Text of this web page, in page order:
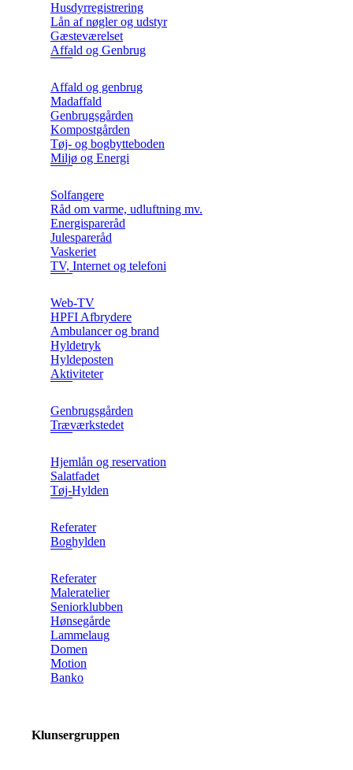
Husdyrregistrering
Lån af nøgler og udstyr
Gæsteværelset
Affald og Genbrug
Affald og genbrug
Madaffald
Genbrugsgården
Kompostgården
Tøj- og bogbytteboden
Miljø og Energi
Solfangere
Råd om varme, udluftning mv.
Energispareråd
Julespareråd
Vaskeriet
TV, Internet og telefoni
Web-TV
HPFI Afbrydere
Ambulancer og brand
Hyldetryk
Hyldeposten
Aktiviteter
Genbrugsgården
Træværkstedet
Hjemlån og reservation
Salatfadet
Tøj-Hylden
Referater
Boghylden
Referater
Maleratelier
Seniorklubben
Hønsegårde
Lammelaug
Domen
Motion
Banko
Klunsergruppen